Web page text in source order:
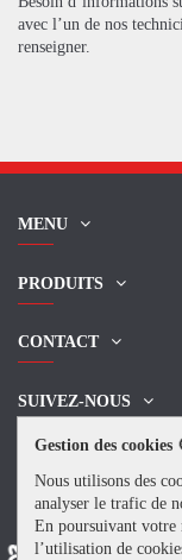
avec l’un de nos
renseigner.
MENU
PRODUITS
CONTACT
SUIVEZ-NOUS
Gestion des cookies
Nous utilisons des
analyser le trafic de
En poursuivant votre
l’utilisation de